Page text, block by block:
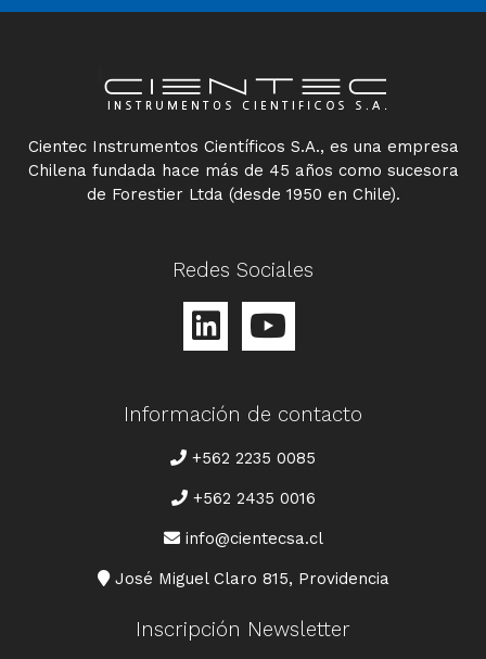
Cientec Instrumentos Científicos S.A., es una empresa
Chilena fundada hace más de 45 años como sucesora
de Forestier Ltda (desde 1950 en Chile).
Redes Sociales
Información de contacto
TELÉFONO
+562 2235 0085
+562 2435 0016
CORREO
info@cientecsa.cl
DIRECCIÓN
José Miguel Claro 815, Providencia
Inscripción Newsletter